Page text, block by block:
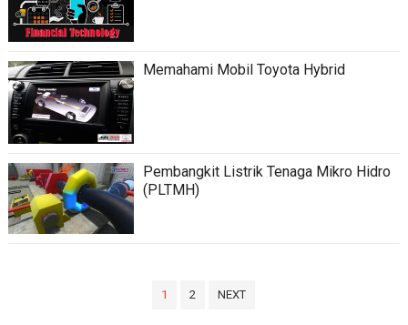
Memahami Mobil Toyota Hybrid
Pembangkit Listrik Tenaga Mikro Hidro
(PLTMH)
1 2 NEXT